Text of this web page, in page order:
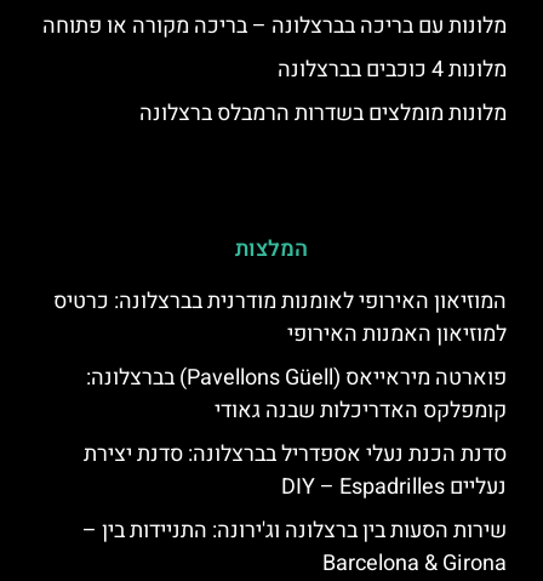
מלונות עם בריכה בברצלונה – בריכה מקורה או פתוחה
מלונות 4 כוכבים בברצלונה
מלונות מומלצים בשדרות הרמבלס ברצלונה
המלצות
המוזיאון האירופי לאומנות מודרנית בברצלונה: כרטיס
למוזיאון האמנות האירופי
פוארטה מיראייאס (Pavellons Güell) בברצלונה:
קומפלקס האדריכלות שבנה גאודי
סדנת הכנת נעלי אספדריל בברצלונה: סדנת יצירת
נעליים DIY – Espadrilles
שירות הסעות בין ברצלונה וג'ירונה: התניידות בין –
Barcelona & Girona